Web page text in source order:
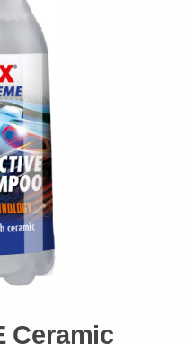
Ceramic